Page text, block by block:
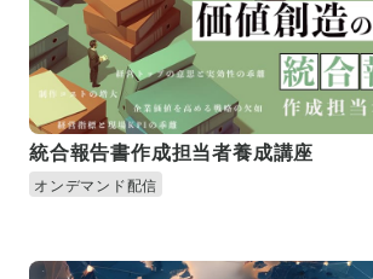
統合報告書作成担当者養成講座
オンデマンド配信